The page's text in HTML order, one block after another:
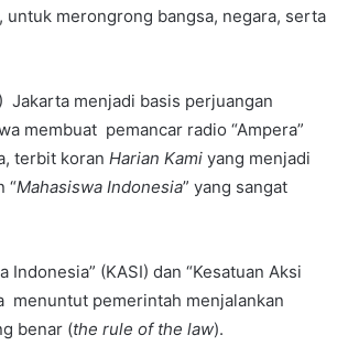
merongrong bangsa, negara, serta
Jakarta menjadi basis perjuangan
membuat pemancar radio “Ampera”
terbit koran Harian Kami yang menjadi
“Mahasiswa Indonesia” yang sangat
(KASI) dan “Kesatuan Aksi
menuntut pemerintah menjalankan
benar (the rule of the law).